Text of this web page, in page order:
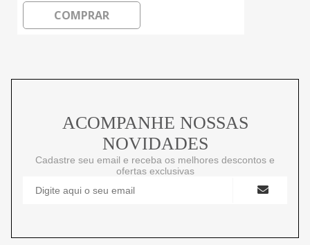
COMPRAR
ACOMPANHE NOSSAS
NOVIDADES
Cadastre seu email e receba os melhores descontos e
ofertas exclusivas